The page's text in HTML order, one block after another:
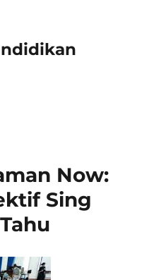
Now:
Sing